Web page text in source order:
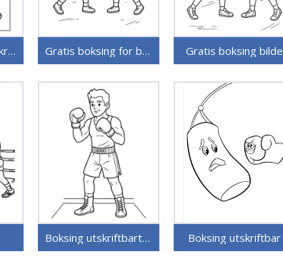
Gratis boksing utskriftbar Gratis boksing for barn Gratis boksing bilde
Boksing utskriftbart bilde Boksing utskriftbar